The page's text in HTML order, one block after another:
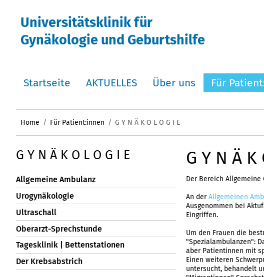
Universitätsklinik für
Gynäkologie und Geburtshilfe
Startseite AKTUELLES Über uns Für
Home Für Patient:innen G Y N Ä K O L O G I E
G Y N Ä K O L O G I E
Allgemeine Ambulanz
Urogynäkologie
Ultraschall
Oberarzt-Sprechstunde
Tagesklinik | Bettenstationen
Der Krebsabstrich
G Y N Ä K
Der Bereich
An derAllgemeinen
Ausgenommen bei
Eingriffen.
Um den Frauen die
"Spezialambulanzen":
aber Patientinnen mit
Einen weiteren
untersucht, behandelt